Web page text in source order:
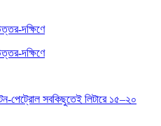
দক্ষিণে
দক্ষিণে
পেট্রোল সবকিছুতেই লিটারে ১৫–২০